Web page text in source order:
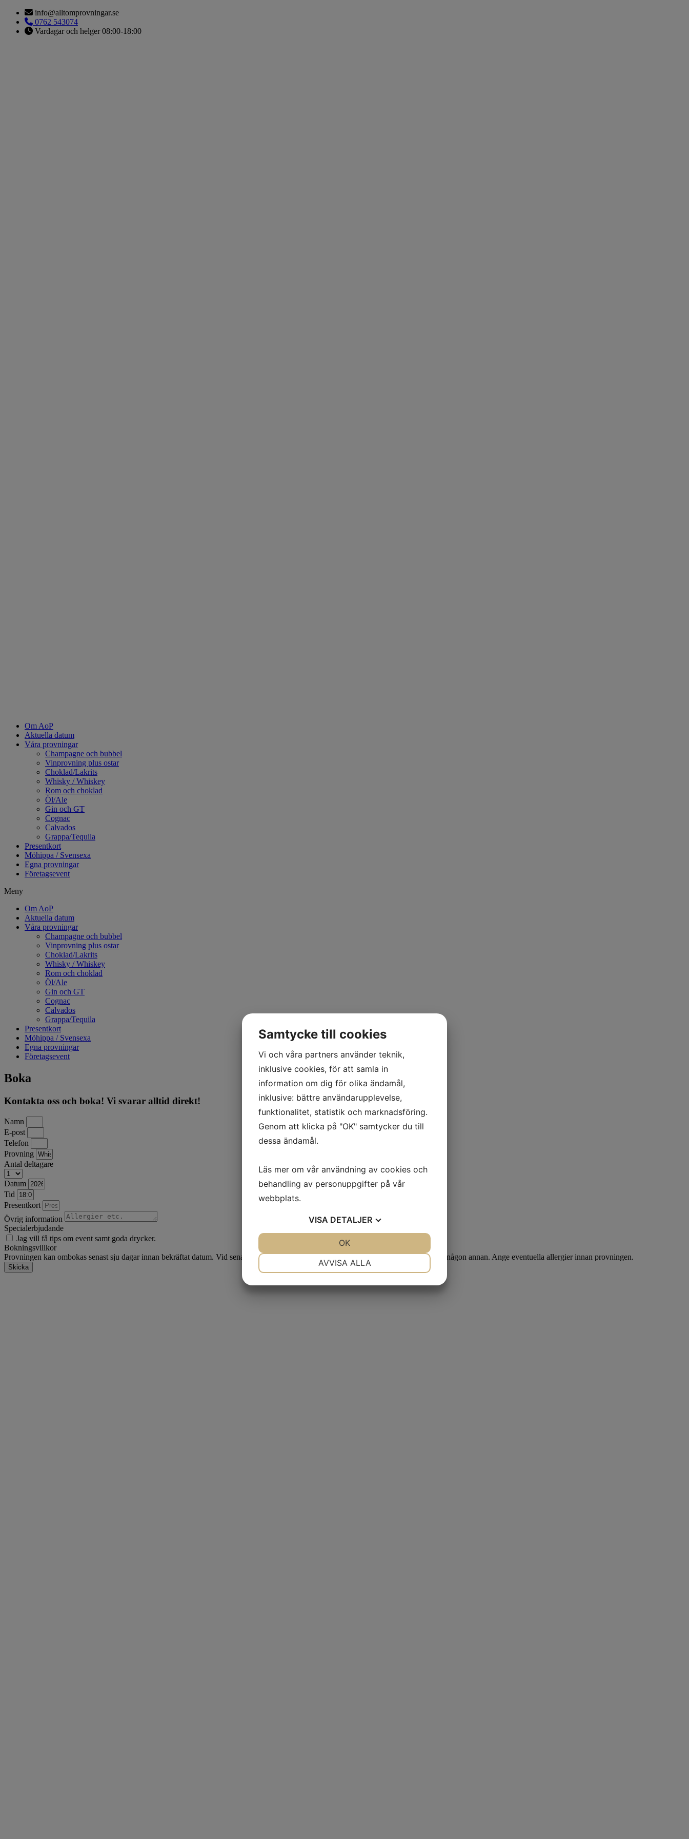
Hoppa
innehåll
info@alltomprovningar.se
0762 543074
Vardagar och helger 08:00-18:00
Om AoP
Aktuella datum
Våra provningar
Champagne och bubbel
Vinprovning plus ostar
Choklad/Lakrits
Whisky / Whiskey
Rom och choklad
Öl/Ale
Gin och GT
Cognac
Calvados
Grappa/Tequila
Presentkort
Möhippa / Svensexa
Egna provningar
Företagsevent
Meny
Om AoP
Aktuella datum
Våra provningar
Champagne och bubbel
Vinprovning plus ostar
Choklad/Lakrits
Whisky / Whiskey
Rom och choklad
Öl/Ale
Gin och GT
Cognac
Calvados
Grappa/Tequila
Presentkort
Möhippa / Svensexa
Egna provningar
Företagsevent
Boka
Kontakta oss och boka! Vi svarar alltid direkt!
Namn
E-post
Telefon
Provning
Antal deltagare
Datum
Tid
Presentkort
Övrig information
Specialerbjudande
Jag vill få tips om event samt goda drycker.
Bokningsvillkor
Provningen kan ombokas senast sju dagar innan bekräftat datum. Vid senare förhinder eller sjukdom går det bra att överlämna platsen till någon annan. Ange eventuella allergier innan provningen.
Skicka
Samtycke till cookies
Vi och våra partners använder teknik,
inklusive cookies, för att samla in
information om dig för olika ändamål,
inklusive: bättre användarupplevelse,
funktionalitet, statistik och marknadsföring.
Genom att klicka på "OK" samtycker du till
dessa ändamål.
Läs mer om vår användning av cookies och
behandling av personuppgifter på vår
webbplats.
VISA DETALJER
AVVISA ALLA
OK